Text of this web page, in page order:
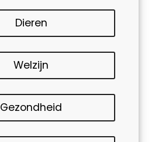
Dieren
Welzijn
Gezondheid